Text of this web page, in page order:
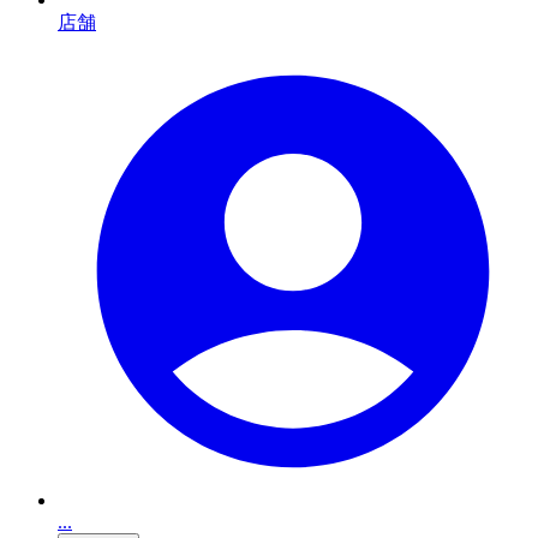
店舗
...